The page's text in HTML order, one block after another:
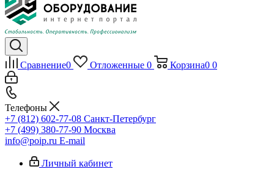
Сравнение0 Отложенные 0 Корзина0 0
Телефоны
+7 (812) 602-77-08 Санкт-Петербург
+7 (499) 380-77-90 Москва
info@poip.ru E-mail
Личный кабинет